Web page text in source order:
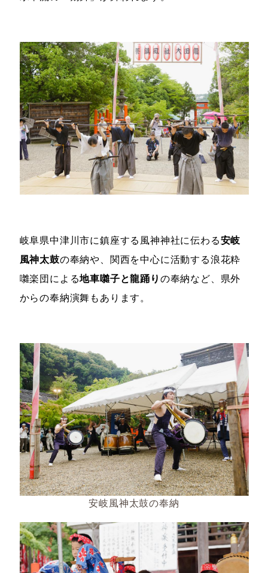
岐阜県中津川市に鎮座する風神神社に伝わる安岐
風神太鼓の奉納や、関西を中心に活動する浪花粋
囃楽団による地車囃子と龍踊りの奉納など、県外
からの奉納演舞もあります。
安岐風神太鼓の奉納